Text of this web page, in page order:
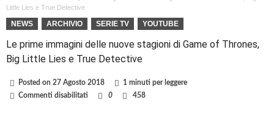
Little Lies e True Detective
NEWS ARCHIVIO SERIE TV YOUTUBE
Le prime immagini delle nuove stagioni di Game of Thrones,
Big Little Lies e True Detective
Posted on 27 Agosto 2018
1 minuti per leggere
Commenti disabilitati
0 458